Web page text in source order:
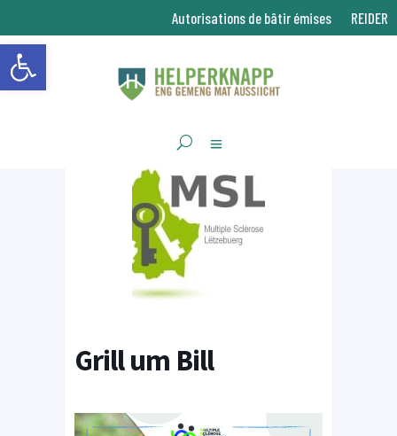
Ouvrir la barre d’outils
Autorisations de bâtir émises REIDER
Grill um Bill